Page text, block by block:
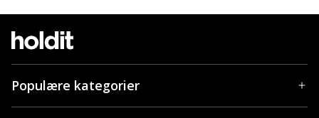
Populære kategorier